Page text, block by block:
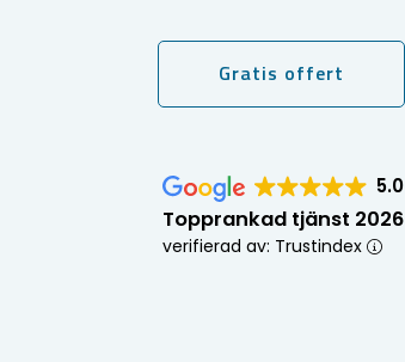
Gratis offert
5.0
Topprankad tjänst 2026
verifierad av: Trustindex